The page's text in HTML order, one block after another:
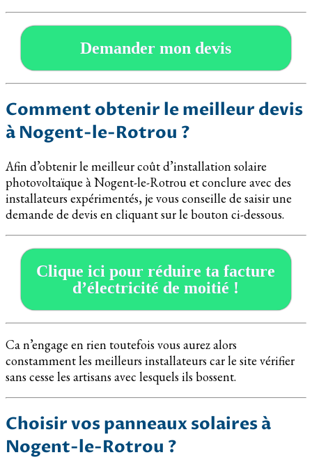
Demander mon devis
Comment obtenir le meilleur devis
à Nogent-le-Rotrou ?
Afin d’obtenir le meilleur coût d’installation solaire
photovoltaïque à Nogent-le-Rotrou et conclure avec des
installateurs expérimentés, je vous conseille de saisir une
demande de devis en cliquant sur le bouton ci-dessous.
Clique ici pour réduire ta facture
d’électricité de moitié !
Ca n’engage en rien toutefois vous aurez alors
constamment les meilleurs installateurs car le site vérifier
sans cesse les artisans avec lesquels ils bossent.
Choisir vos panneaux solaires à
Nogent-le-Rotrou ?